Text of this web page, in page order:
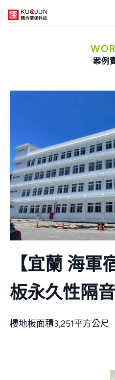
關於我們
認證報告
低碳建築
案例實績
聯絡我們
案例
【宜蘭 海軍
板永久性隔
樓地板面積3,251平方公尺